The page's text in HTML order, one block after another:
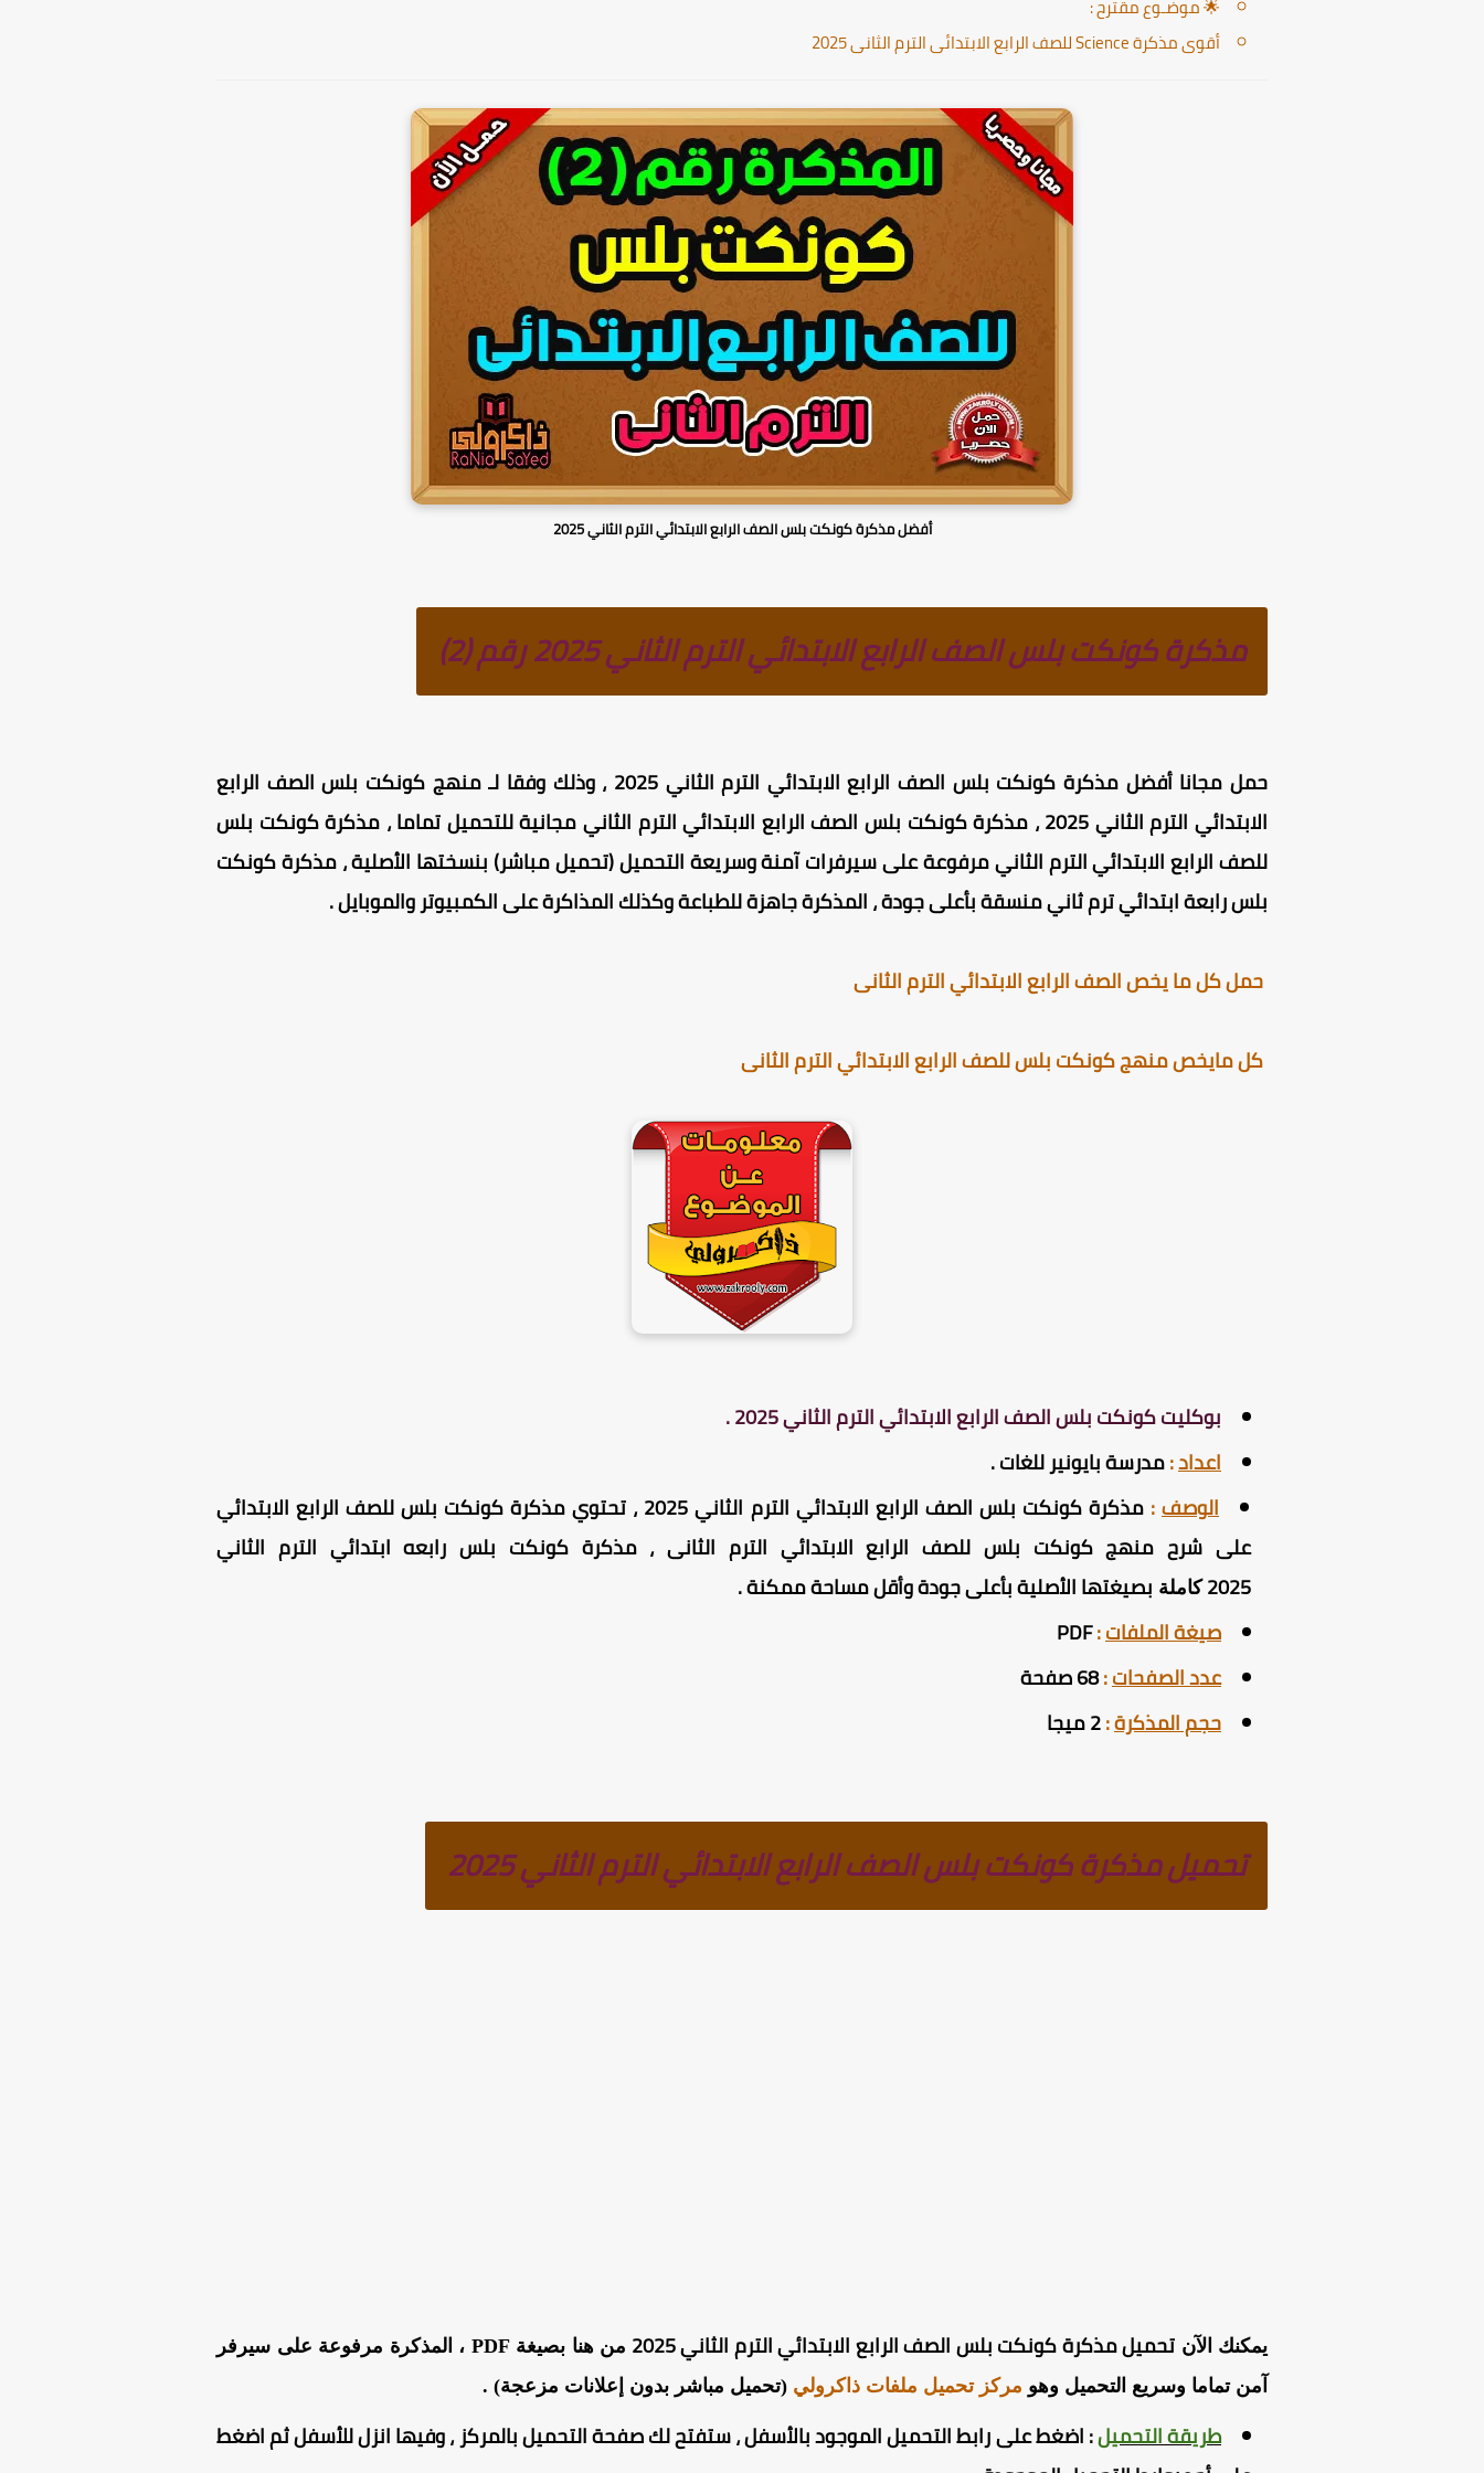
🌟 موضـوع مقترح :
أقوى مذكرة Science للصف الرابع الابتدائى الترم الثانى 2025
أفضل مذكرة كونكت بلس الصف الرابع الابتدائي الترم الثاني 2025
مذكرة كونكت بلس الصف الرابع الابتدائي الترم الثاني 2025 رقم (2)
حمل مجاناأفضل مذكرة كونكت بلس الصف الرابع الابتدائي الترم الثاني 2025 ، وذلك وفقا لـمنهج كونكت بلس الصف الرابع
الابتدائي الترم الثاني 2025
، مذكرة كونكت بلس الصف الرابع الابتدائي الترم الثاني مجانية للتحميل تماما ، مذكرة كونكت بلس
للصف الرابع الابتدائي الترم الثاني مرفوعة على سيرفرات آمنة وسريعة التحميل (تحميل مباشر) بنسختها الأصلية ، مذكرة كونكت
بلس رابعة ابتدائي ترم ثاني منسقة بأعلى جودة ، المذكرة جاهزة للطباعة وكذلك المذاكرة على الكمبيوتر والموبايل .
حمل كل ما يخص الصف الرابع الابتدائي الترم الثانى
كل مايخص منهج كونكت بلس للصف الرابع الابتدائي الترم الثانى
بوكليت كونكت بلس الصف الرابع الابتدائي الترم الثاني 2025 .
اعداد:مدرسة بايونير للغات .
الوصف:
مذكرة كونكت بلس الصف الرابع الابتدائي الترم الثاني 2025 ، تحتوي مذكرة كونكت بلس للصف الرابع الابتدائي
على شرح منهج كونكت بلس للصف الرابع الابتدائي الترم الثانى ، مذكرة كونكت بلس رابعه ابتدائي الترم الثاني
2025 كاملة بصيغتها الأصلية بأعلى جودة وأقل مساحة ممكنة.
صيغة الملفات:
PDF
عدد الصفحات:68 صفحة
حجم المذكرة:
تحميل مذكرة كونكت بلس الصف الرابع الابتدائي الترم الثاني 2025
يمكنك الآن تحميل مذكرة كونكت بلس الصف الرابع الابتدائي الترم الثاني 2025
من هنا بصيغة PDF ، المذكرة مرفوعة على سيرفر
آمن تماما وسريع التحميل وهو مركز تحميل ملفات ذاكرولي (تحميل مباشر بدون إعلانات مزعجة) .
طريقة التحميل:اضغطعلى رابط التحميل الموجود بالأسفل ، ستفتح لك صفحة التحميل بالمركز ، وفيها انزل للأسفل ثم اضغط